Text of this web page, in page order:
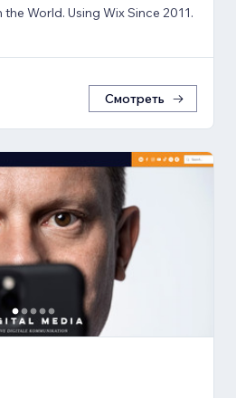
World. Using Wix Since 2011.
Смотреть